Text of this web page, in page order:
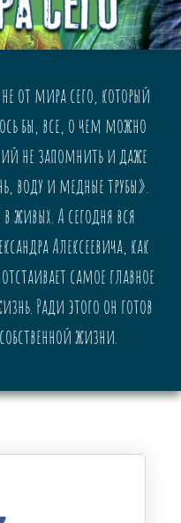
от мира сего, который
бы, все, о чем можно
не запомнить и даже
воду и медные трубы».
живых. А сегодня вся
Алексеевича, как
самое главное
Ради этого он готов
жизни.